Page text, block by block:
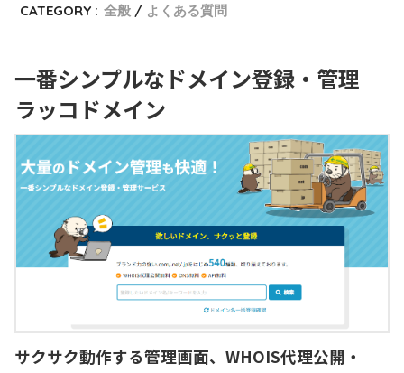
CATEGORY : 全般 よくある質問
一番シンプルなドメイン登録・管理
ラッコドメイン
サクサク動作する管理画面、WHOIS代理公開・